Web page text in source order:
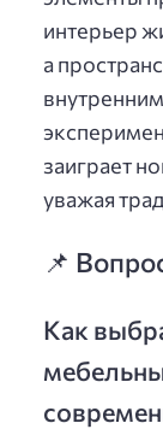
интерьер
а
заиграет
уважая
📌
Как